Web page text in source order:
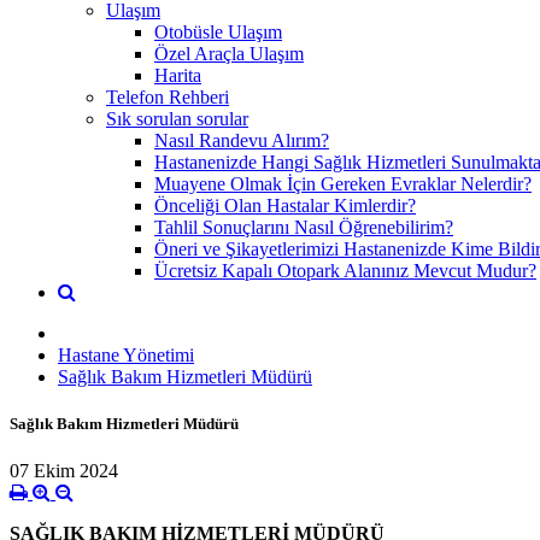
Ulaşım
Otobüsle Ulaşım
Özel Araçla Ulaşım
Harita
Telefon Rehberi
Sık sorulan sorular
Nasıl Randevu Alırım?
Hastanenizde Hangi Sağlık Hizmetleri
Muayene Olmak İçin Gereken Evraklar Nelerdir?
Önceliği Olan Hastalar Kimlerdir?
Tahlil Sonuçlarını Nasıl Öğrenebilirim?
Öneri ve Şikayetlerimizi Hastanenizde Kime
Ücretsiz Kapalı Otopark Alanınız Mevcut Mudur?
Hastane Yönetimi
Sağlık Bakım Hizmetleri Müdürü
Sağlık Bakım Hizmetleri Müdürü
07 Ekim 2024
SAĞLIK BAKIM HİZMETLERİ MÜDÜRÜ